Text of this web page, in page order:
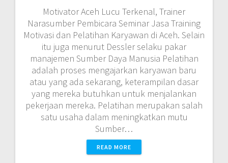
Motivator Aceh Lucu Terkenal, Trainer
Narasumber Pembicara Seminar Jasa Training
Motivasi dan Pelatihan Karyawan di Aceh. Selain
itu juga menurut Dessler selaku pakar
manajemen Sumber Daya Manusia Pelatihan
adalah proses mengajarkan karyawan baru
atau yang ada sekarang, keterampilan dasar
yang mereka butuhkan untuk menjalankan
pekerjaan mereka. Pelatihan merupakan salah
satu usaha dalam meningkatkan mutu
Sumber…
READ MORE